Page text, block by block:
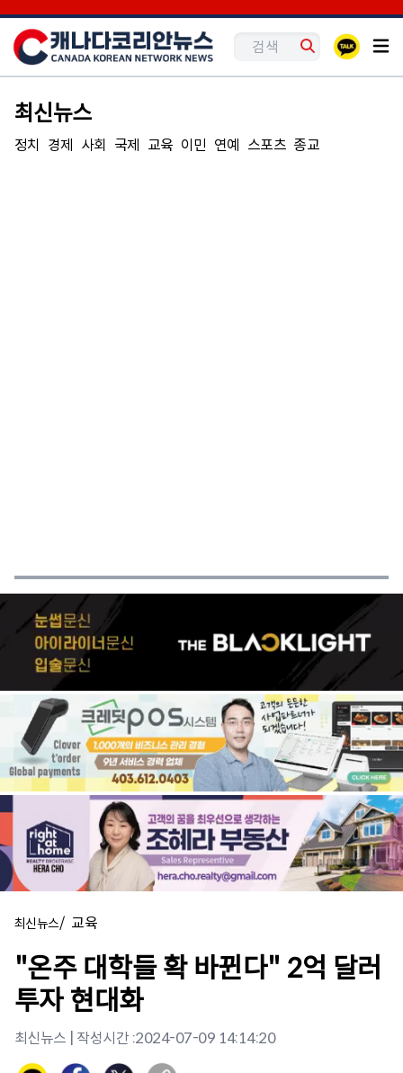
최신뉴스
정치 경제 사회 국제 교육 이민 연예 스포츠 종교
최신뉴스/ 교육
"온주 대학들 확 바뀐다" 2억 달러
투자 현대화
최신뉴스 | 작성시간 :2024-07-09 14:14:20